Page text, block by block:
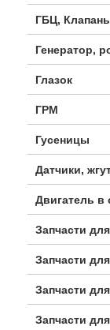
ГБЦ,
Генератор,
Глазок
ГРМ
Гусеницы
Датчики,
Двигатель в
Запчасти
Запчасти
Запчасти
Запчасти